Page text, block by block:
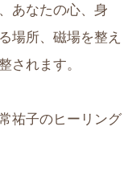
あなたの心、身
場所、磁場を整え
されます。
祐子のヒーリング